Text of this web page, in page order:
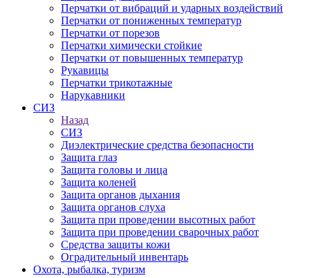
Перчатки от вибраций и ударных воздействий
Перчатки от пониженных температур
Перчатки от порезов
Перчатки химически стойкие
Перчатки от повышенных температур
Рукавицы
Перчатки трикотажные
Нарукавники
СИЗ
Назад
СИЗ
Диэлектрические средства безопасности
Защита глаз
Защита головы и лица
Защита коленей
Защита органов дыхания
Защита органов слуха
Защита при проведении высотных работ
Защита при проведении сварочных работ
Средства защиты кожи
Оградительный инвентарь
Охота, рыбалка, туризм